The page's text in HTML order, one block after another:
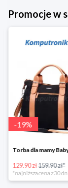
Promocje w
-19%
129.90 zł159.90 zł*